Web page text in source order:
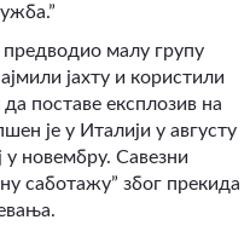
малу групу
јахту и користили
поставе експлозив на
је у Италији у августу
у новембру. Савезни
саботажу” због прекида